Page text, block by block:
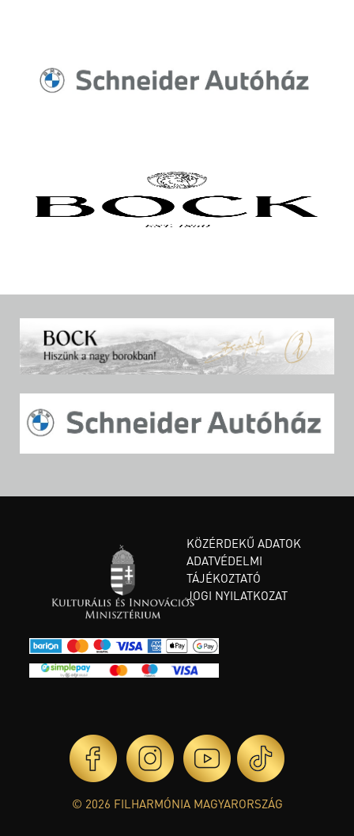
KÖZÉRDEKŰ ADATOK
ADATVÉDELMI
TÁJÉKOZTATÓ
JOGI NYILATKOZAT
© 2026 FILHARMÓNIA MAGYARORSZÁG